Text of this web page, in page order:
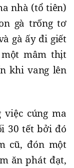
nhà (tổ tiên)
gà trống tơ
gà ấy đi giết
mâm thịt
khi vang lên
cúng ma
30 tết bởi đó
cũ, đón một
ăn phát đạt,